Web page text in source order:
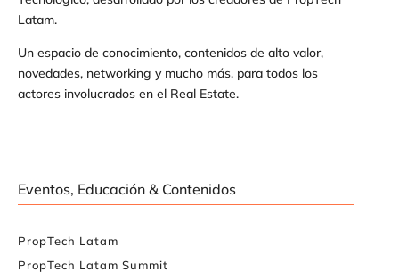
Latam.
Un espacio de conocimiento, contenidos de alto valor,
novedades, networking y mucho más, para todos los
actores involucrados en el Real Estate.
Eventos, Educación & Contenidos
PropTech Latam
PropTech Latam Summit